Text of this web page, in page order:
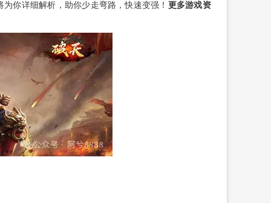
你详细解析，助你少走弯路，快速变强！ 更多游戏资